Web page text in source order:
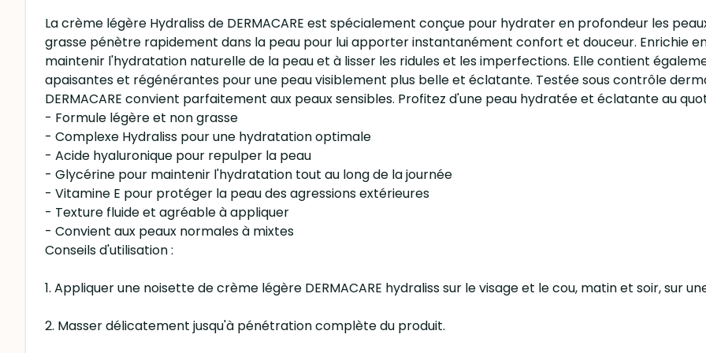
La crème légère Hydraliss de DERMACARE est spécialement conçue pour hydrater en profondeur les
grasse pénètre rapidement dans la peau pour lui apporter instantanément confort et douceur. Enrichie
maintenir l'hydratation naturelle de la peau et à lisser les ridules et les imperfections. Elle contient
apaisantes et régénérantes pour une peau visiblement plus belle et éclatante. Testée sous contrôle
DERMACARE convient parfaitement aux peaux sensibles. Profitez d'une peau hydratée et éclatante au
- Formule légère et non grasse
- Complexe Hydraliss pour une hydratation optimale
- Acide hyaluronique pour repulper la peau
- Glycérine pour maintenir l'hydratation tout au long de la journée
- Vitamine E pour protéger la peau des agressions extérieures
- Texture fluide et agréable à appliquer
- Convient aux peaux normales à mixtes
Conseils d'utilisation :
1. Appliquer une noisette de crème légère DERMACARE hydraliss sur le visage et le cou, matin et soir, sur
2. Masser délicatement jusqu'à pénétration complète du produit.